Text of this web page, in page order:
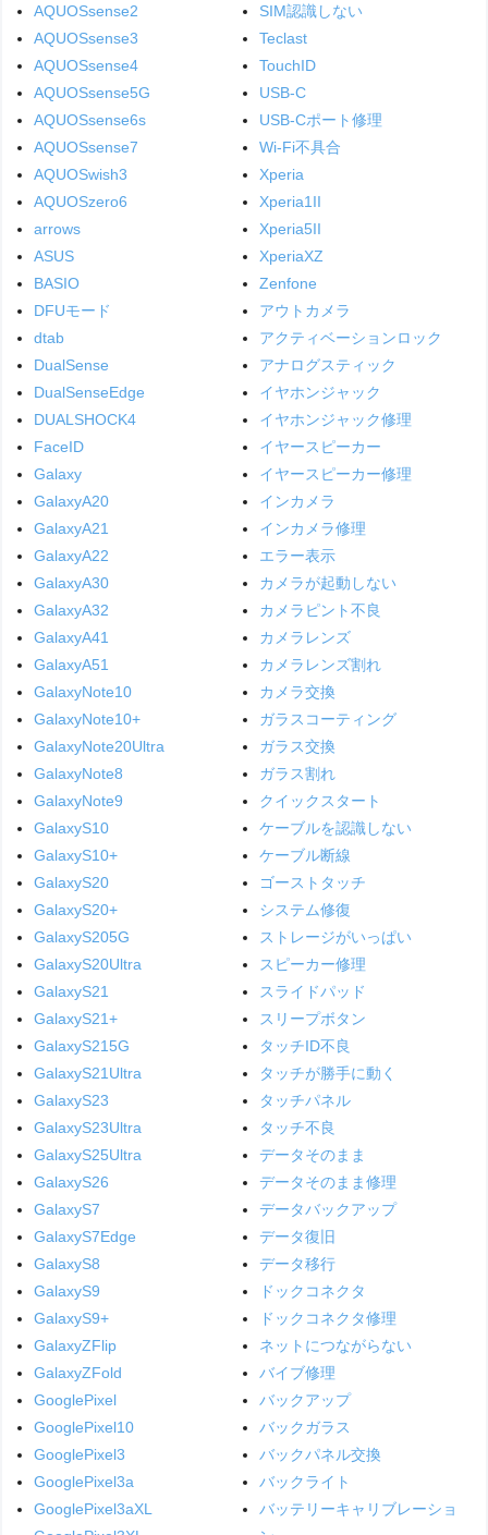
AQUOSsense2
AQUOSsense3
AQUOSsense4
AQUOSsense5G
AQUOSsense6s
AQUOSsense7
AQUOSwish3
AQUOSzero6
arrows
ASUS
BASIO
DFUモード
dtab
DualSense
DualSenseEdge
DUALSHOCK4
FaceID
Galaxy
GalaxyA20
GalaxyA21
GalaxyA22
GalaxyA30
GalaxyA32
GalaxyA41
GalaxyA51
GalaxyNote10
GalaxyNote10+
GalaxyNote20Ultra
GalaxyNote8
GalaxyNote9
GalaxyS10
GalaxyS10+
GalaxyS20
GalaxyS20+
GalaxyS205G
GalaxyS20Ultra
GalaxyS21
GalaxyS21+
GalaxyS215G
GalaxyS21Ultra
GalaxyS23
GalaxyS23Ultra
GalaxyS25Ultra
GalaxyS26
GalaxyS7
GalaxyS7Edge
GalaxyS8
GalaxyS9
GalaxyS9+
GalaxyZFlip
GalaxyZFold
GooglePixel
GooglePixel10
GooglePixel3
GooglePixel3a
GooglePixel3aXL
SIM認識しない
Teclast
TouchID
USB-C
USB-Cポート修理
Wi-Fi不具合
Xperia
Xperia1II
Xperia5II
XperiaXZ
Zenfone
アウトカメラ
アクティベーションロック
アナログスティック
イヤホンジャック
イヤホンジャック修理
イヤースピーカー
イヤースピーカー修理
インカメラ
インカメラ修理
エラー表示
カメラが起動しない
カメラピント不良
カメラレンズ
カメラレンズ割れ
カメラ交換
ガラスコーティング
ガラス交換
ガラス割れ
クイックスタート
ケーブルを認識しない
ケーブル断線
ゴーストタッチ
システム修復
ストレージがいっぱい
スピーカー修理
スライドパッド
スリープボタン
タッチID不良
タッチが勝手に動く
タッチパネル
タッチ不良
データそのまま
データそのまま修理
データバックアップ
データ復旧
データ移行
ドックコネクタ
ドックコネクタ修理
ネットにつながらない
バイブ修理
バックアップ
バックガラス
バックパネル交換
バックライト
バッテリーキャリブレーショ